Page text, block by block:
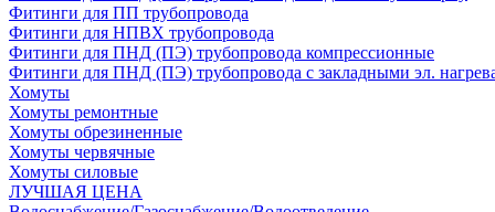
Фитинги для ПП трубопровода
Фитинги для НПВХ трубопровода
Фитинги для ПНД (ПЭ) трубопровода компрессионные
Фитинги для ПНД (ПЭ) трубопровода с закладными эл.
Хомуты
Хомуты ремонтные
Хомуты обрезиненные
Хомуты червячные
Хомуты силовые
ЛУЧШАЯ ЦЕНА